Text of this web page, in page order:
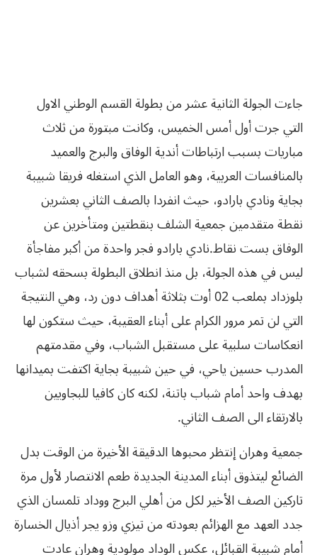
جاءت الجولة الثانية عشر من بطولة القسم الوطني الاول
التي جرت أول أمس الخميس، وكانت مبتورة من ثلاث
مباريات بسبب ارتباطات أندية الوفاق والبرج والعميد
بالمنافسات العربية، وهو العامل الذي استغله فريقا شبيبة
بجاية ونادي بارادو، حيث انفردا بالصف الثاني بعشرين
نقطة‮ ‬متقدمين‮ ‬جمعية‮ ‬الشلف‮ ‬بنقطتين‮ ‬ومتأخرين‮ ‬عن‮
‬الوفاق‮ ‬بست‮ ‬نقاط‮.نادي بارادو فجر واحدة من أكبر مفاجأة
ليس في هذه الجولة، بل منذ انطلاق البطولة بسحقه لشباب
بلوزداد بملعب 20 أوت بثلاثة أهداف دون رد، وهي النتيجة
التي لن تمر مرور الكرام على أبناء العقيبة، حيث ستكون لها
انعكاسات سلبية على مستقبل الشباب، وفي مقدمتهم
المدرب حسين‮ ‬ياحي،‮ ‬في‮ ‬حين‮ ‬شبيبة‮ ‬بجاية‮ ‬اكتفت‮ ‬بميدانها‮
‬بهدف‮ ‬واحد‮ ‬أمام‮ ‬شباب‮ ‬باتنة،‮ ‬لكنه‮ ‬كان‮ ‬كافيا‮ ‬للبجاويين‮
‬بالارتقاء‮ ‬الى‮ ‬الصف‮ ‬الثاني‮.‬
جمعية وهران إنتظر محبوها الدقيقة الأخيرة من الوقت بدل
الضائع ليتذوق أبناء المدينة الجديدة طعم الانتصار لأول مرة
تاركين الصف الأخير لكل من أهلي البرج ووداد تلمسان الذي
جدد العهد مع الهزائم بعودته من تيزي وزو يجر أذيال الخسارة
أمام شبيبة القبائل، عكس الوداد مولودية‮ ‬وهران‮ ‬عادت‮